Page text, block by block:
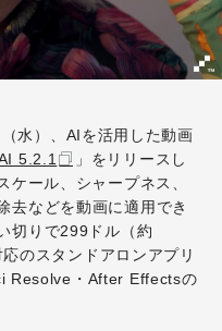
水）、AIを活用した動画
5.2.1
」をリリースし
ケール、シャープネス、
去などを動画に適用でき
切りで299ドル（約
のスタンドアロンアプリ
Resolve・After Effectsの